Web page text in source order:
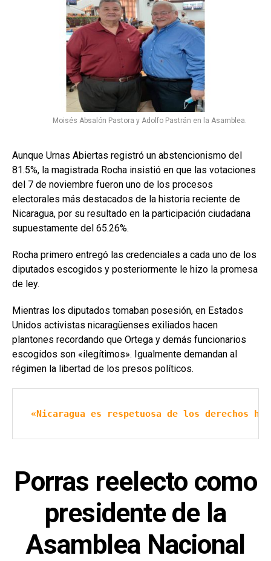
Moisés Absalón Pastora y Adolfo Pastrán en la Asamblea.
Aunque Urnas Abiertas registró un abstencionismo del
81.5%, la magistrada Rocha insistió en que las votaciones
del 7 de noviembre fueron uno de los procesos
electorales más destacados de la historia reciente de
Nicaragua, por su resultado en la participación ciudadana
supuestamente del 65.26%.
Rocha primero entregó las credenciales a cada uno de los
diputados escogidos y posteriormente le hizo la promesa
de ley.
Mientras los diputados tomaban posesión, en Estados
Unidos activistas nicaragüenses exiliados hacen
plantones recordando que Ortega y demás funcionarios
escogidos son «ilegítimos». Igualmente demandan al
régimen la libertad de los presos políticos.
«Nicaragua es respetuosa de los derechos
Porras reelecto como
presidente de la
Asamblea Nacional